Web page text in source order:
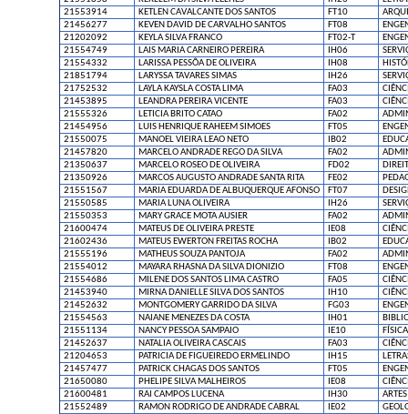
21553914
KETLEN CAVALCANTE DOS SANTOS FT10
21456277
KEVEN DAVID DE CARVALHO SANTOS FT08
21202092
KEYLA SILVA FRANCO FT02-T
21554749
LAIS MARIA CARNEIRO PEREIRA IH06
21554332
LARISSA PESSÔA DE OLIVEIRA IH08
21851794
LARYSSA TAVARES SIMAS IH26
21752532
LAYLA KAYSLA COSTA LIMA FA03
21453895
LEANDRA PEREIRA VICENTE FA03
21555326
LETICIA BRITO CATAO FA02
21454956
LUIS HENRIQUE RAHEEM SIMOES FT05
21550075
MANOEL VIEIRA LEAO NETO IB02
21457820
MARCELO ANDRADE REGO DA SILVA FA02
21350637
MARCELO ROSEO DE OLIVEIRA FD02
21350926
MARCOS AUGUSTO ANDRADE SANTA RITA FE02
21551567
MARIA EDUARDA DE ALBUQUERQUE AFONSO FT07
21550585
MARIA LUNA OLIVEIRA IH26
21550353
MARY GRACE MOTA AUSIER FA02
21600474
MATEUS DE OLIVEIRA PRESTE IE08
21602436
MATEUS EWERTON FREITAS ROCHA IB02
21555196
MATHEUS SOUZA PANTOJA FA02
21554012
MAYARA RHASNA DA SILVA DIONIZIO FT08
21554686
MILENE DOS SANTOS LIMA CASTRO FA05
21453940
MIRNA DANIELLE SILVA DOS SANTOS IH10
21452632
MONTGOMERY GARRIDO DA SILVA FG03
21554563
NAIANE MENEZES DA COSTA IH01
21551134
NANCY PESSOA SAMPAIO IE10
FÍSICA
21452637
NATALIA OLIVEIRA CASCAIS FA03
21204653
PATRICIA DE FIGUEIREDO ERMELINDO IH15
21457477
PATRICK CHAGAS DOS SANTOS FT05
21650080
PHELIPE SILVA MALHEIROS IE08
21600481
RAI CAMPOS LUCENA IH30
21552489
RAMON RODRIGO DE ANDRADE CABRAL IE02